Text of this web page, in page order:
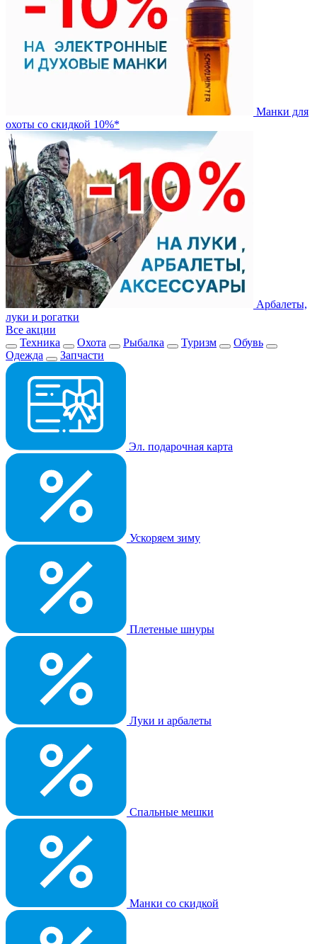
Манки для
охоты со скидкой 10%*
Арбалеты,
луки и рогатки
Все акции
Техника
Охота Рыбалка Туризм
Обувь
Одежда
Запчасти
Эл. подарочная карта
Ускоряем зиму
Плетеные шнуры
Луки и арбалеты
Спальные мешки
Манки со скидкой